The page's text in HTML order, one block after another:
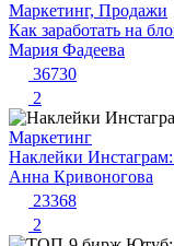
Маркетинг, Продажи
Как заработать на
Мария Фадеева
36730
2
Маркетинг
Наклейки Инстаграм:
Анна Кривоногова
23368
2